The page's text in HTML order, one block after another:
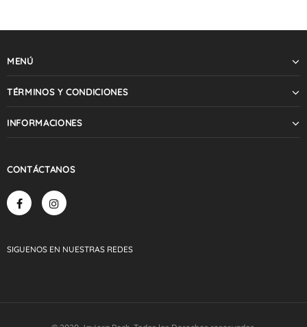
MENÚ
TÉRMINOS Y CONDICIONES
INFORMACIONES
CONTÁCTANOS
SIGUENOS EN NUESTRAS REDES